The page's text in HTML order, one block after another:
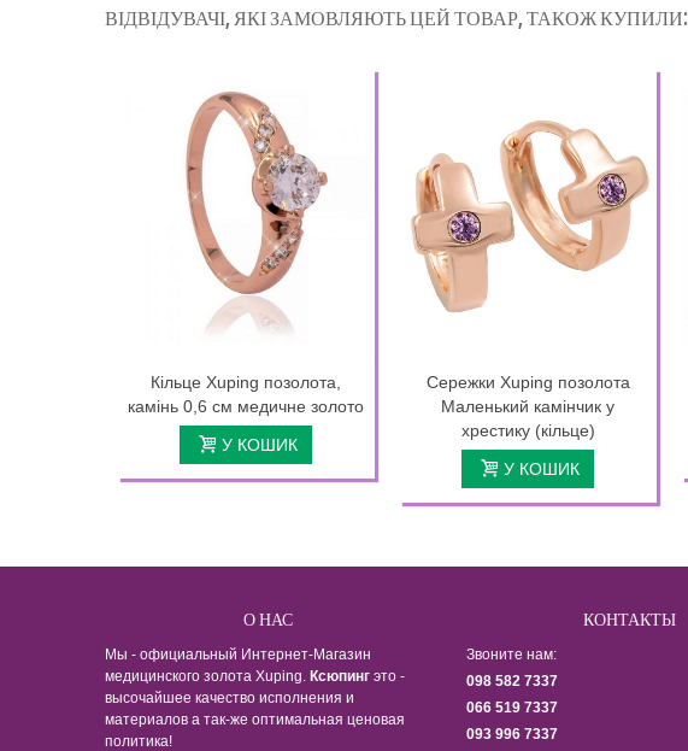
ВІДВІДУВАЧІ, ЯКІ ЗАМОВЛЯЮТЬ ЦЕЙ ТОВАР, ТАКОЖ КУПИЛИ:
Кільце Xuping позолота,
камінь 0,6 см медичне золото
У КОШИК
Сережки Xuping позолота
Маленький камінчик у
хрестику (кільце)
У КОШИК
О НАС
Мы - официальный Интернет-Магазин
медицинского золота Xuping. Ксюпинг это -
высочайшее качество исполнения и
материалов а так-же оптимальная ценовая
политика!
КОНТАКТЫ
Звоните нам:
098 582 7337
066 519 7337
093 996 7337